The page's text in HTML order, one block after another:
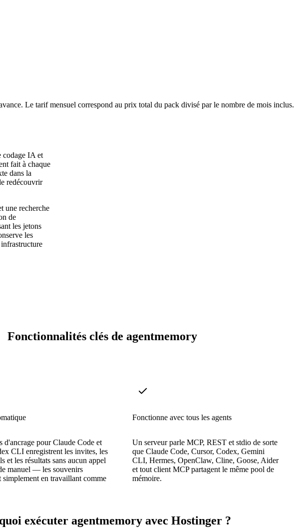
Le tarif mensuel correspond au prix total du pack divisé par le nombre de mois inclus.
codage IA et
fait à chaque
dans la
redécouvrir
une recherche
de
les jetons
les
Fonctionnalités clés de agentmemory
d'ancrage pour Claude Code et
CLI enregistrent les invites, les
et les résultats sans aucun appel
manuel — les souvenirs
simplement en travaillant comme
Fonctionne avec tous les agents
Un serveur parle MCP, REST et stdio de sorte
que Claude Code, Cursor, Codex, Gemini
CLI, Hermes, OpenClaw, Cline, Goose, Aider
et tout client MCP partagent le même pool de
mémoire.
exécuter agentmemory avec Hostinger ?